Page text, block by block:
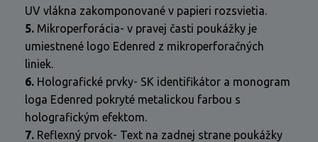
UV vlákna zakomponované v papieri rozsvietia.
5. Mikroperforácia- v pravej časti poukážky je
umiestnené logo Edenred z mikroperforačných
liniek.
6. Holografické prvky- SK identifikátor a monogram
loga Edenred pokryté metalickou farbou s
holografickým efektom.
7. Reflexný prvok- Text na zadnej strane poukážky